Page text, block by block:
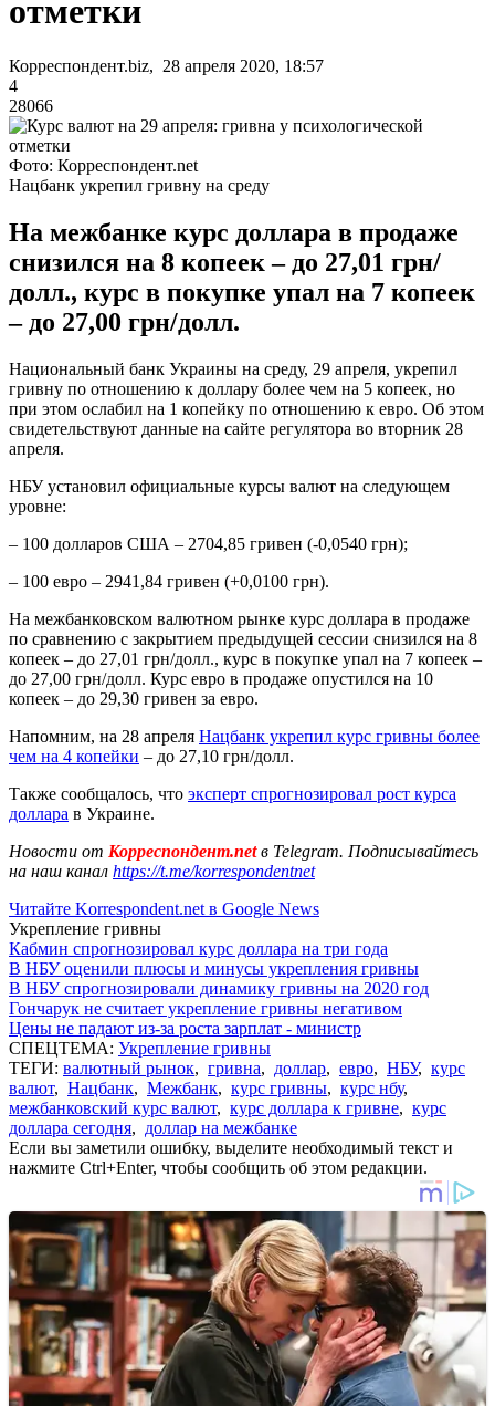
отметки
Корреспондент.biz, 28 апреля 2020, 18:57
4
28066
Фото: Корреспондент.net
Нацбанк укрепил гривну на среду
На межбанке курс доллара в продаже
снизился на 8 копеек – до 27,01 грн/
долл., курс в покупке упал на 7 копеек
– до 27,00 грн/долл.
Национальный банк Украины на среду, 29 апреля, укрепил
гривну по отношению к доллару более чем на 5 копеек, но
при этом ослабил на 1 копейку по отношению к евро. Об этом
свидетельствуют данные на сайте регулятора во вторник 28
апреля.
НБУ установил официальные курсы валют на следующем
уровне:
– 100 долларов США – 2704,85 гривен (-0,0540 грн);
– 100 евро – 2941,84 гривен (+0,0100 грн).
На межбанковском валютном рынке курс доллара в продаже
по сравнению с закрытием предыдущей сессии снизился на 8
копеек – до 27,01 грн/долл., курс в покупке упал на 7 копеек –
до 27,00 грн/долл. Курс евро в продаже опустился на 10
копеек – до 29,30 гривен за евро.
Напомним, на 28 апреля Нацбанк укрепил курс гривны более
чем на 4 копейки – до 27,10 грн/долл.
Также сообщалось, что эксперт спрогнозировал рост курса
доллара в Украине.
Новости от Корреспондент.netв Telegram. Подписывайтесь
на наш канал https://t.me/korrespondentnet
Читайте Korrespondent.net в Google News
Укрепление гривны
Кабмин спрогнозировал курс доллара на три года
В НБУ оценили плюсы и минусы укрепления гривны
В НБУ спрогнозировали динамику гривны на 2020 год
Гончарук не считает укрепление гривны негативом
Цены не падают из-за роста зарплат - министр
СПЕЦТЕМА: Укрепление гривны
ТЕГИ: валютный рынок, гривна, доллар, евро, НБУ, курс
валют, Нацбанк, Межбанк, курс гривны, курс нбу,
межбанковский курс валют, курс доллара к гривне, курс
доллара сегодня, доллар на межбанке
Если вы заметили ошибку, выделите необходимый текст и
нажмите Ctrl+Enter, чтобы сообщить об этом редакции.